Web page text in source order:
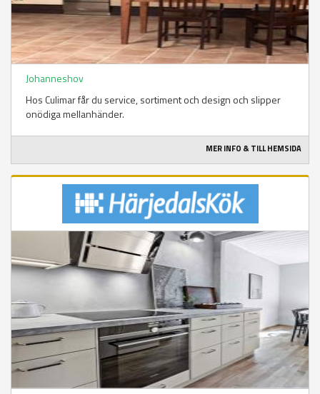
Johanneshov
Hos Culimar får du service, sortiment och design och slipper
onödiga mellanhänder.
MER INFO & TILL HEMSIDA